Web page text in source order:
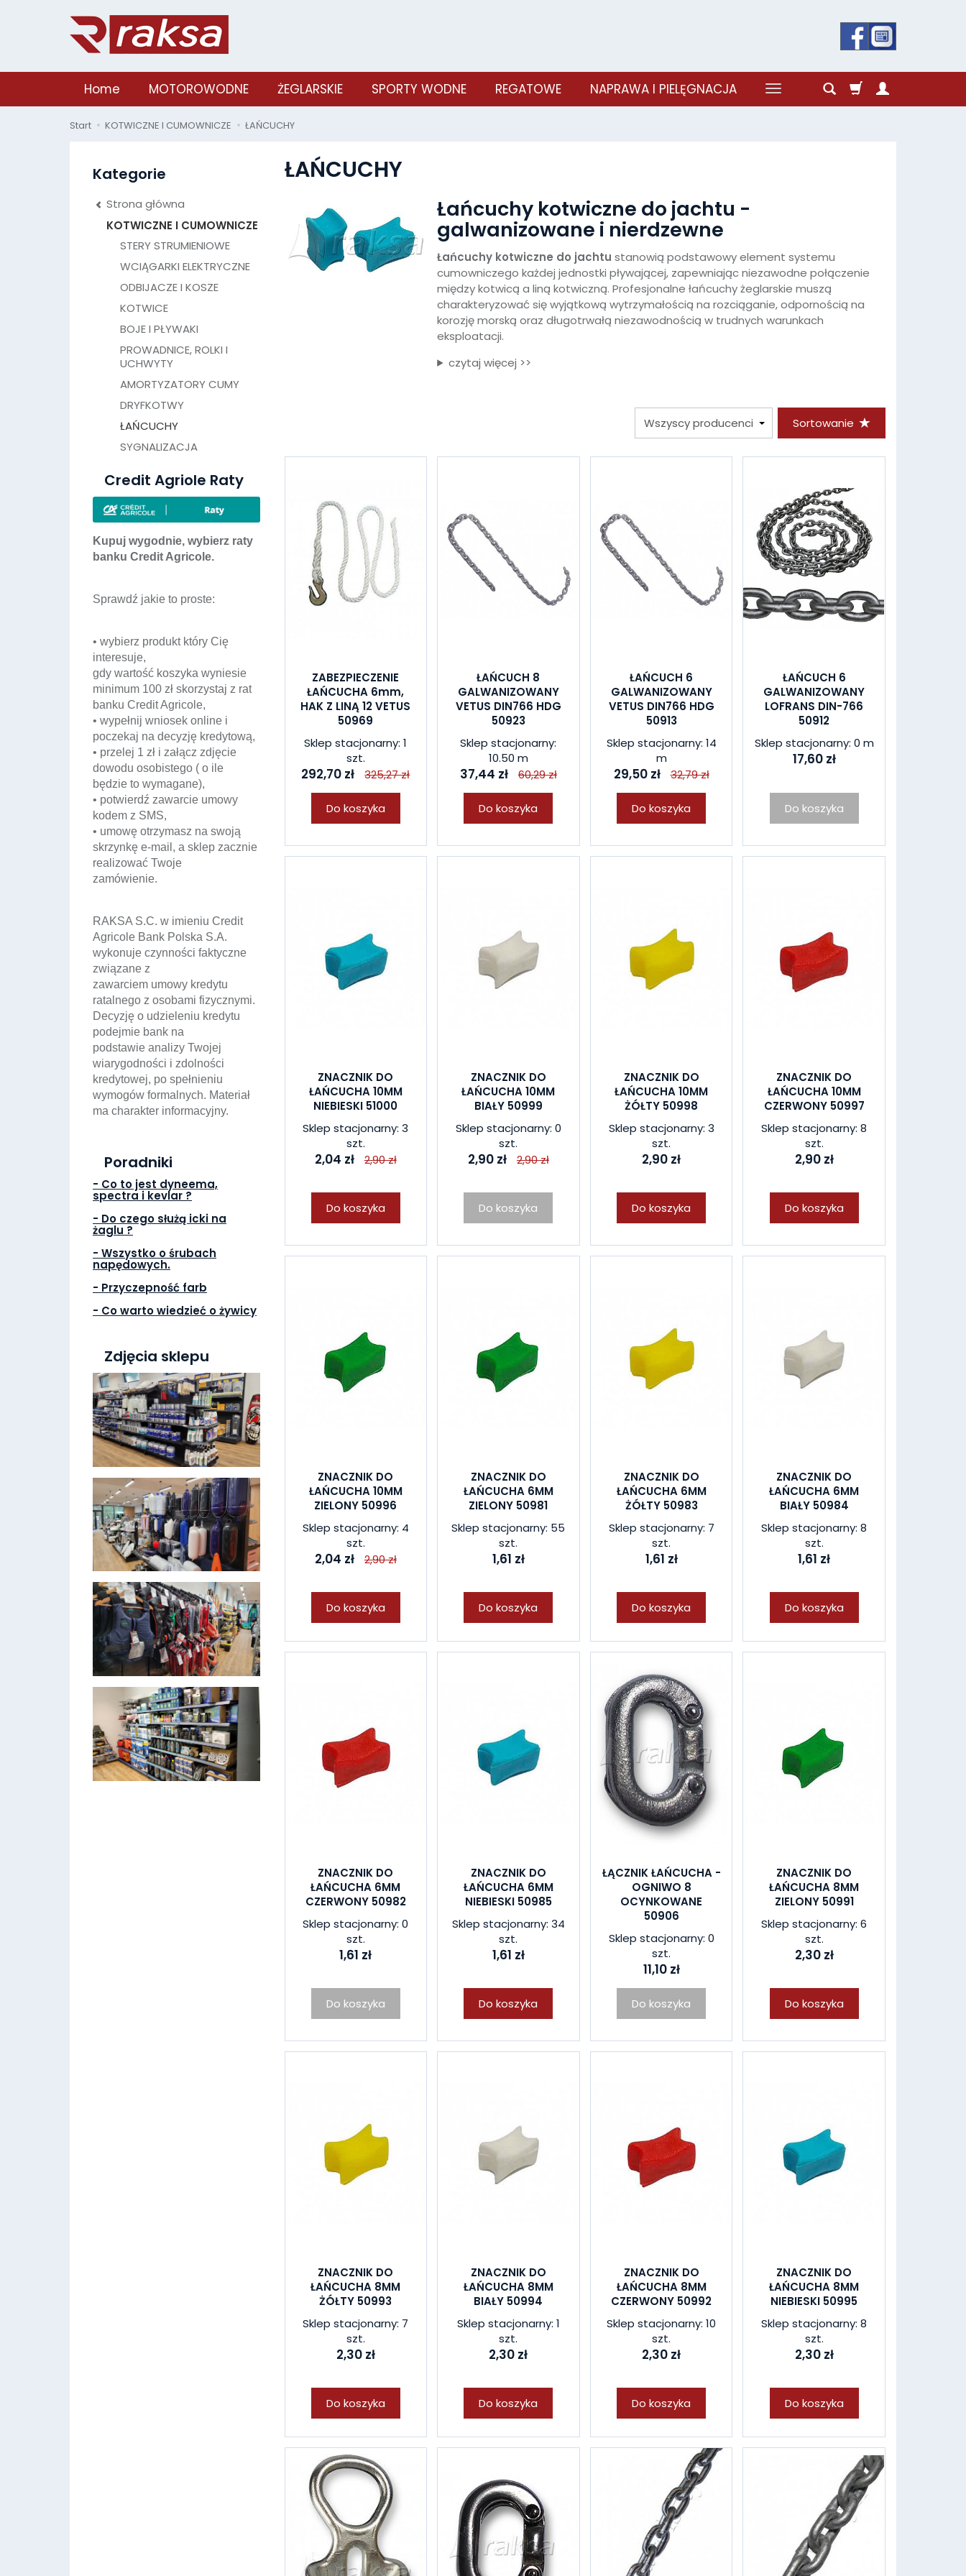
Home MOTOROWODNE ŻEGLARSKIE SPORTY WODNE REGATOWE NAPRAWA I PIELĘGNACJA
Start KOTWICZNE I CUMOWNICZE ŁAŃCUCHY
ŁAŃCUCHY
Łańcuchy kotwiczne do jachtu -
galwanizowane i nierdzewne
Łańcuchy kotwiczne do jachtu stanowią podstawowy element systemu
cumowniczego każdej jednostki pływającej, zapewniając niezawodne połączenie
między kotwicą a liną kotwiczną. Profesjonalne łańcuchy żeglarskie muszą
charakteryzować się wyjątkową wytrzymałością na rozciąganie, odpornością na
korozję morską oraz długotrwałą niezawodnością w trudnych warunkach
eksploatacji.
czytaj więcej >>
Sortowanie
ZABEZPIECZENIE
ŁAŃCUCHA 6mm,
HAK Z LINĄ 12 VETUS
50969
Sklep stacjonarny: 1
szt.
292,70 zł 325,27 zł
Do koszyka
ŁAŃCUCH 8
GALWANIZOWANY
VETUS DIN766 HDG
50923
Sklep stacjonarny:
10.50 m
37,44 zł 60,29 zł
Do koszyka
ŁAŃCUCH 6
GALWANIZOWANY
VETUS DIN766 HDG
50913
Sklep stacjonarny: 14
m
29,50 zł 32,79 zł
Do koszyka
ŁAŃCUCH 6
GALWANIZOWANY
LOFRANS DIN-766
50912
Sklep stacjonarny: 0 m
17,60 zł
Do koszyka
ZNACZNIK DO
ŁAŃCUCHA 10MM
NIEBIESKI 51000
Sklep stacjonarny: 3
szt.
2,04 zł 2,90 zł
Do koszyka
ZNACZNIK DO
ŁAŃCUCHA 10MM
BIAŁY 50999
Sklep stacjonarny: 0
szt.
2,90 zł 2,90 zł
Do koszyka
ZNACZNIK DO
ŁAŃCUCHA 10MM
ŻÓŁTY 50998
Sklep stacjonarny: 3
szt.
2,90 zł
Do koszyka
ZNACZNIK DO
ŁAŃCUCHA 10MM
CZERWONY 50997
Sklep stacjonarny: 8
szt.
2,90 zł
Do koszyka
ZNACZNIK DO
ŁAŃCUCHA 10MM
ZIELONY 50996
Sklep stacjonarny: 4
szt.
2,04 zł 2,90 zł
Do koszyka
ZNACZNIK DO
ŁAŃCUCHA 6MM
ZIELONY 50981
Sklep stacjonarny: 55
szt.
1,61 zł
Do koszyka
ZNACZNIK DO
ŁAŃCUCHA 6MM
ŻÓŁTY 50983
Sklep stacjonarny: 7
szt.
1,61 zł
Do koszyka
ZNACZNIK DO
ŁAŃCUCHA 6MM
BIAŁY 50984
Sklep stacjonarny: 8
szt.
1,61 zł
Do koszyka
ZNACZNIK DO
ŁAŃCUCHA 6MM
CZERWONY 50982
Sklep stacjonarny: 0
szt.
1,61 zł
Do koszyka
ZNACZNIK DO
ŁAŃCUCHA 6MM
NIEBIESKI 50985
Sklep stacjonarny: 34
szt.
1,61 zł
Do koszyka
ŁĄCZNIK ŁAŃCUCHA -
OGNIWO 8
OCYNKOWANE
50906
Sklep stacjonarny: 0
szt.
11,10 zł
Do koszyka
ZNACZNIK DO
ŁAŃCUCHA 8MM
ZIELONY 50991
Sklep stacjonarny: 6
szt.
2,30 zł
Do koszyka
ZNACZNIK DO
ŁAŃCUCHA 8MM
ŻÓŁTY 50993
Sklep stacjonarny: 7
szt.
2,30 zł
Do koszyka
ZNACZNIK DO
ŁAŃCUCHA 8MM
BIAŁY 50994
Sklep stacjonarny: 1
szt.
2,30 zł
Do koszyka
ZNACZNIK DO
ŁAŃCUCHA 8MM
CZERWONY 50992
Sklep stacjonarny: 10
szt.
2,30 zł
Do koszyka
ZNACZNIK DO
ŁAŃCUCHA 8MM
NIEBIESKI 50995
Sklep stacjonarny: 8
szt.
2,30 zł
Do koszyka
Kategorie
Strona główna
KOTWICZNE I CUMOWNICZE
STERY STRUMIENIOWE
WCIĄGARKI ELEKTRYCZNE
ODBIJACZE I KOSZE
KOTWICE
BOJE I PŁYWAKI
PROWADNICE, ROLKI I
UCHWYTY
AMORTYZATORY CUMY
DRYFKOTWY
ŁAŃCUCHY
SYGNALIZACJA
Credit Agriole Raty
Kupuj wygodnie, wybierz raty
banku Credit Agricole.
Sprawdź jakie to proste:
• wybierz produkt który Cię
interesuje,
gdy wartość koszyka wyniesie
minimum 100 zł skorzystaj z rat
banku Credit Agricole,
• wypełnij wniosek online i
poczekaj na decyzję kredytową,
• przelej 1 zł i załącz zdjęcie
dowodu osobistego ( o ile
będzie to wymagane),
• potwierdź zawarcie umowy
kodem z SMS,
• umowę otrzymasz na swoją
skrzynkę e-mail, a sklep zacznie
realizować Twoje
zamówienie.
RAKSA S.C. w imieniu Credit
Agricole Bank Polska S.A.
wykonuje czynności faktyczne
związane z
zawarciem umowy kredytu
ratalnego z osobami fizycznymi.
Decyzję o udzieleniu kredytu
podejmie bank na
podstawie analizy Twojej
wiarygodności i zdolności
kredytowej, po spełnieniu
wymogów formalnych. Materiał
ma charakter informacyjny.
Poradniki
- Co to jest dyneema,
spectra i kevlar ?
- Do czego służą icki na
żaglu ?
- Wszystko o śrubach
napędowych.
- Przyczepność farb
- Co warto wiedzieć o żywicy
Zdjęcia sklepu